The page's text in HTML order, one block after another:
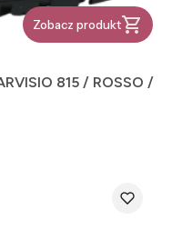
Zobacz produkt
815 / ROSSO /